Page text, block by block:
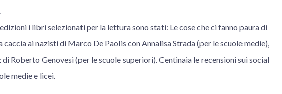
i libri selezionati per la lettura sono stati: Le cose che ci fanno paura di
caccia ai nazisti di Marco De Paolis con Annalisa Strada (per le scuole medie),
Roberto Genovesi (per le scuole superiori). Centinaia le recensioni sui social
medie e licei.